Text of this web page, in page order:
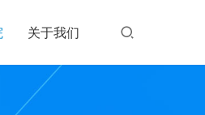
关于我们